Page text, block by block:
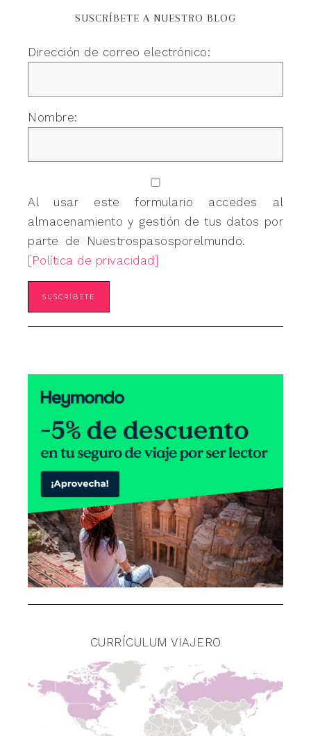
SUSCRÍBETE A NUESTRO BLOG
Dirección de correo electrónico:
Nombre:
Al usar este formulario accedes al
almacenamiento y gestión de tus datos por
parte de Nuestrospasosporelmundo.
[Política de privacidad]
CURRÍCULUM VIAJERO